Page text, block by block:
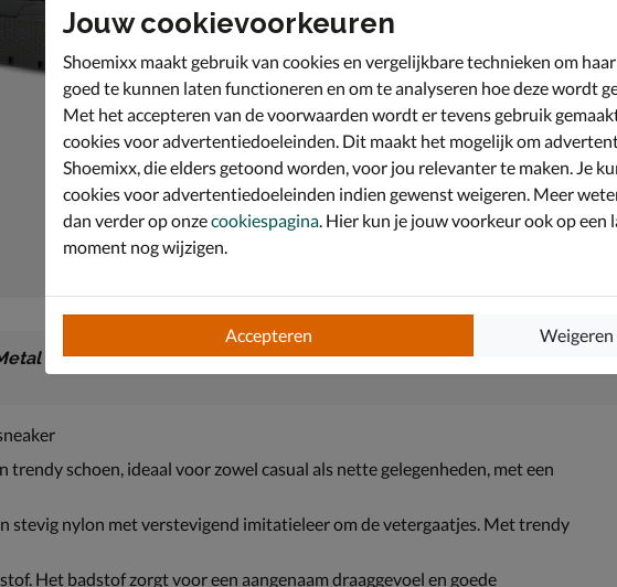
Bold
trendy schoen, ideaal voor zowel casual als nette gelegenheden, met een
stevig nylon met verstevigend imitatieleer om de vetergaatjes. Met trendy
Het badstof zorgt voor een aangenaam draaggevoel en goede
Jouw cookievoorkeuren
Shoemixx maakt gebruik van cookies en vergelijkbare technieken om
goed te kunnen laten functioneren en om te analyseren hoe deze wordt
Met het accepteren van de voorwaarden wordt er tevens gebruik
cookies voor advertentiedoeleinden. Dit maakt het mogelijk om
Shoemixx, die elders getoond worden, voor jou relevanter te maken. Je
cookies voor advertentiedoeleinden indien gewenst weigeren. Meer
dan verder op onzecookiespagina. Hier kun je jouw voorkeur ook op een
moment nog wijzigen.
Accepteren Weigeren